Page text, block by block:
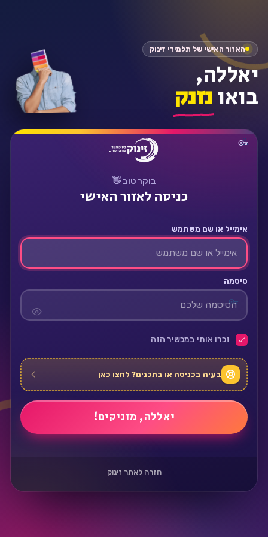
בוקר טוב 👋
כניסה לאזור האישי
אימייל או שם משתמש
סיסמה
זכרו אותי במכשיר הזה
בעיה בכניסה או בתכנים? לחצו כאן
חזרה לאתר זינוק
האזור האישי של תלמידי זינוק
יאללה,
בואונזנק